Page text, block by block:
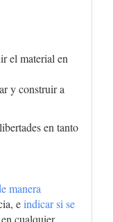
el material en
y construir a
en tanto
manera
eindicar si se
cualquier